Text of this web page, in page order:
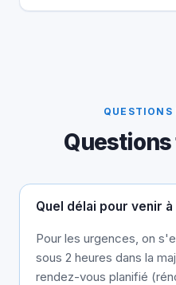
QUESTIONS
Quel délai pour venir
Pour les urgences, on
sous 2 heures dans la
rendez-vous planifié